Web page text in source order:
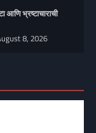
आणि भ्रष्टाचाराची
8, 2026